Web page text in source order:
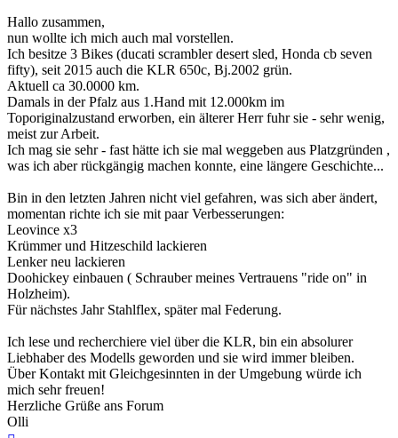
Hallo zusammen,
nun wollte ich mich auch mal vorstellen.
Ich besitze 3 Bikes (ducati scrambler desert sled, Honda cb seven
fifty), seit 2015 auch die KLR 650c, Bj.2002 grün.
Aktuell ca 30.0000 km.
Damals in der Pfalz aus 1.Hand mit 12.000km im
Toporiginalzustand erworben, ein älterer Herr fuhr sie - sehr wenig,
meist zur Arbeit.
Ich mag sie sehr - fast hätte ich sie mal weggeben aus Platzgründen ,
was ich aber rückgängig machen konnte, eine längere Geschichte...
Bin in den letzten Jahren nicht viel gefahren, was sich aber ändert,
momentan richte ich sie mit paar Verbesserungen:
Leovince x3
Krümmer und Hitzeschild lackieren
Lenker neu lackieren
Doohickey einbauen ( Schrauber meines Vertrauens "ride on" in
Holzheim).
Für nächstes Jahr Stahlflex, später mal Federung.
Ich lese und recherchiere viel über die KLR, bin ein absolurer
Liebhaber des Modells geworden und sie wird immer bleiben.
Über Kontakt mit Gleichgesinnten in der Umgebung würde ich
mich sehr freuen!
Herzliche Grüße ans Forum
Olli